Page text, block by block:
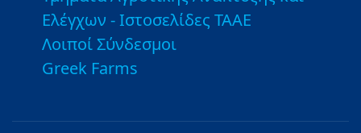
Ελέγχων - Ιστοσελίδες ΤΑΑΕ
Λοιποί Σύνδεσμοι
Greek Farms